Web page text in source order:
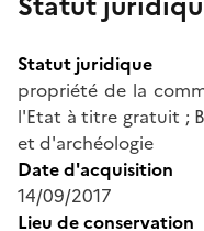
Statut juridique
propriété de la
l'Etat à titre gratuit ;
et d'archéologie
Date d'acquisition
14/09/2017
Lieu de conservation